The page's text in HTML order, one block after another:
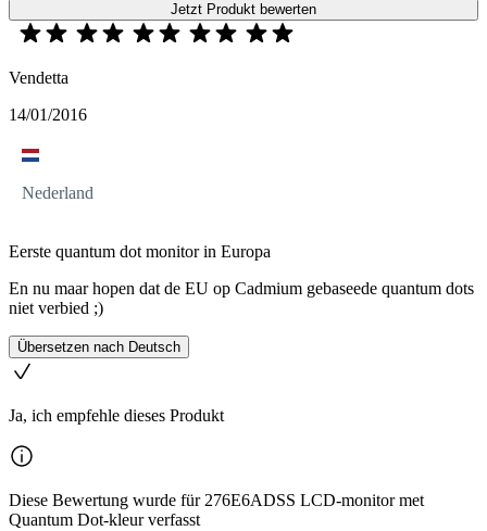
Jetzt Produkt bewerten
Vendetta
14/01/2016
Nederland
Eerste quantum dot monitor in Europa
En nu maar hopen dat de EU op Cadmium gebaseede quantum dots
niet verbied ;)
Übersetzen nach Deutsch
Ja, ich empfehle dieses Produkt
Diese Bewertung wurde für 276E6ADSS LCD-monitor met
Quantum Dot-kleur verfasst